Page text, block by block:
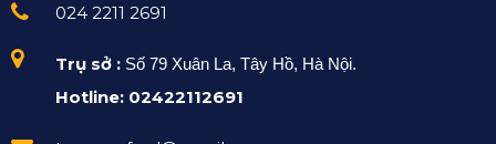
024 2211 2691
Trụ sở : Số 79 Xuân La, Tây Hồ, Hà Nội.
Hotline: 02422112691